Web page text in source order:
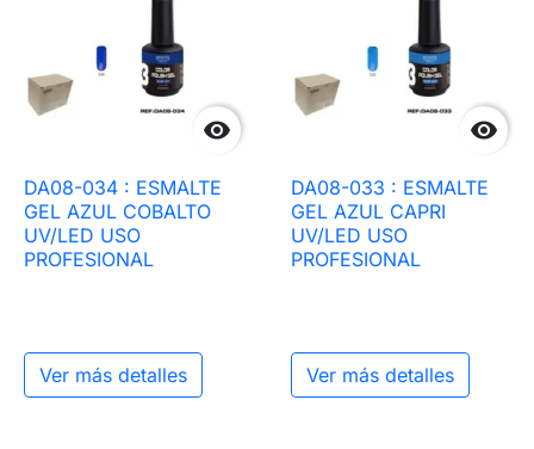

DA08-034 : ESMALTE
GEL AZUL COBALTO
UV/LED USO
PROFESIONAL
Ver más detalles

DA08-033 : ESMALTE
GEL AZUL CAPRI
UV/LED USO
PROFESIONAL
Ver más detalles